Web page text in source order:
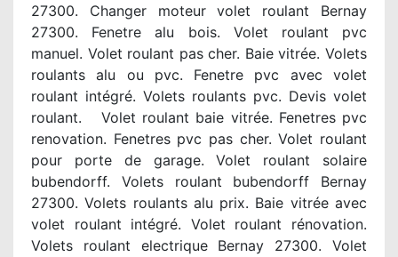
27300. Changer moteur volet roulant Bernay
27300. Fenetre alu bois. Volet roulant pvc
manuel. Volet roulant pas cher. Baie vitrée. Volets
roulants alu ou pvc. Fenetre pvc avec volet
roulant intégré. Volets roulants pvc. Devis volet
roulant. Volet roulant baie vitrée. Fenetres pvc
renovation. Fenetres pvc pas cher. Volet roulant
pour porte de garage. Volet roulant solaire
bubendorff. Volets roulant bubendorff Bernay
27300. Volets roulants alu prix. Baie vitrée avec
volet roulant intégré. Volet roulant rénovation.
Volets roulant electrique Bernay 27300. Volet